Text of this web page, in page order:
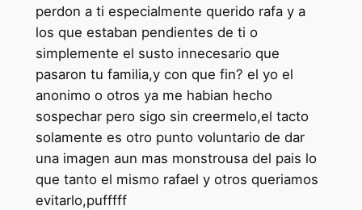
perdon a ti especialmente querido rafa y a
los que estaban pendientes de ti o
simplemente el susto innecesario que
pasaron tu familia,y con que fin? el yo el
anonimo o otros ya me habian hecho
sospechar pero sigo sin creermelo,el tacto
solamente es otro punto voluntario de dar
una imagen aun mas monstrousa del pais lo
que tanto el mismo rafael y otros queriamos
evitarlo,pufffff